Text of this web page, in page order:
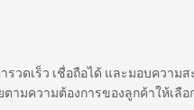
วดเร็ว เชื่อถือได้ และมอบควา
ามความต้องการของลูกค้าให้เลื